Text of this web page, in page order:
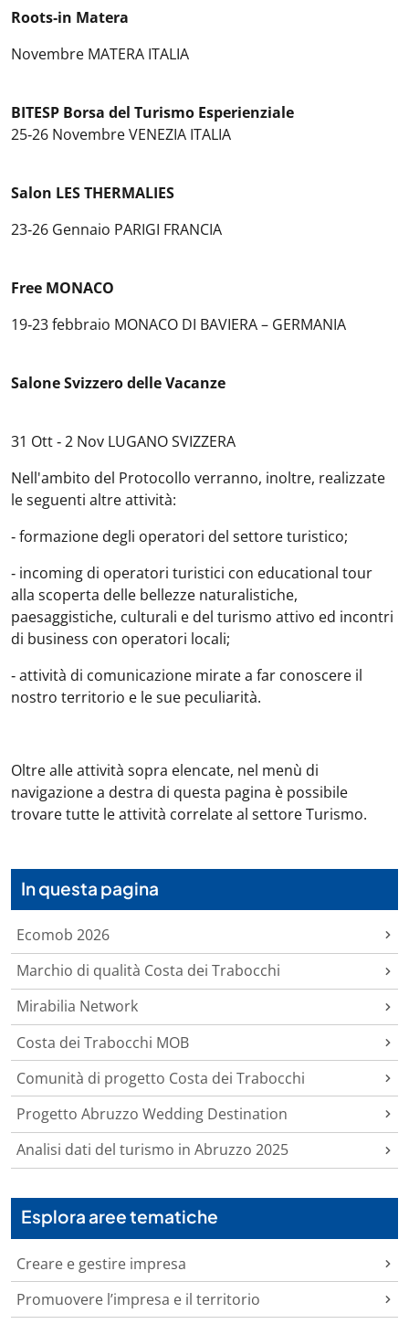
Roots‐in Matera
Novembre MATERA ITALIA
BITESP Borsa del Turismo Esperienziale
25‐26 Novembre VENEZIA ITALIA
Salon LES THERMALIES
23‐26 Gennaio PARIGI FRANCIA
Free MONACO
19‐23 febbraio MONACO DI BAVIERA – GERMANIA
Salone Svizzero delle Vacanze
31 Ott ‐ 2 Nov LUGANO SVIZZERA
Nell'ambito del Protocollo verranno, inoltre, realizzate
le seguenti altre attività:
‐ formazione degli operatori del settore turistico;
‐ incoming di operatori turistici con educational tour
alla scoperta delle bellezze naturalistiche,
paesaggistiche, culturali e del turismo attivo ed incontri
di business con operatori locali;
‐ attività di comunicazione mirate a far conoscere il
nostro territorio e le sue peculiarità.
Oltre alle attività sopra elencate, nel menù di
navigazione a destra di questa pagina è possibile
trovare tutte le attività correlate al settore Turismo.
In questa pagina
Ecomob 2026
Marchio di qualità Costa dei Trabocchi
Mirabilia Network
Costa dei Trabocchi MOB
Comunità di progetto Costa dei Trabocchi
Progetto Abruzzo Wedding Destination
Analisi dati del turismo in Abruzzo 2025
Esplora aree tematiche
Creare e gestire impresa
Promuovere l’impresa e il territorio